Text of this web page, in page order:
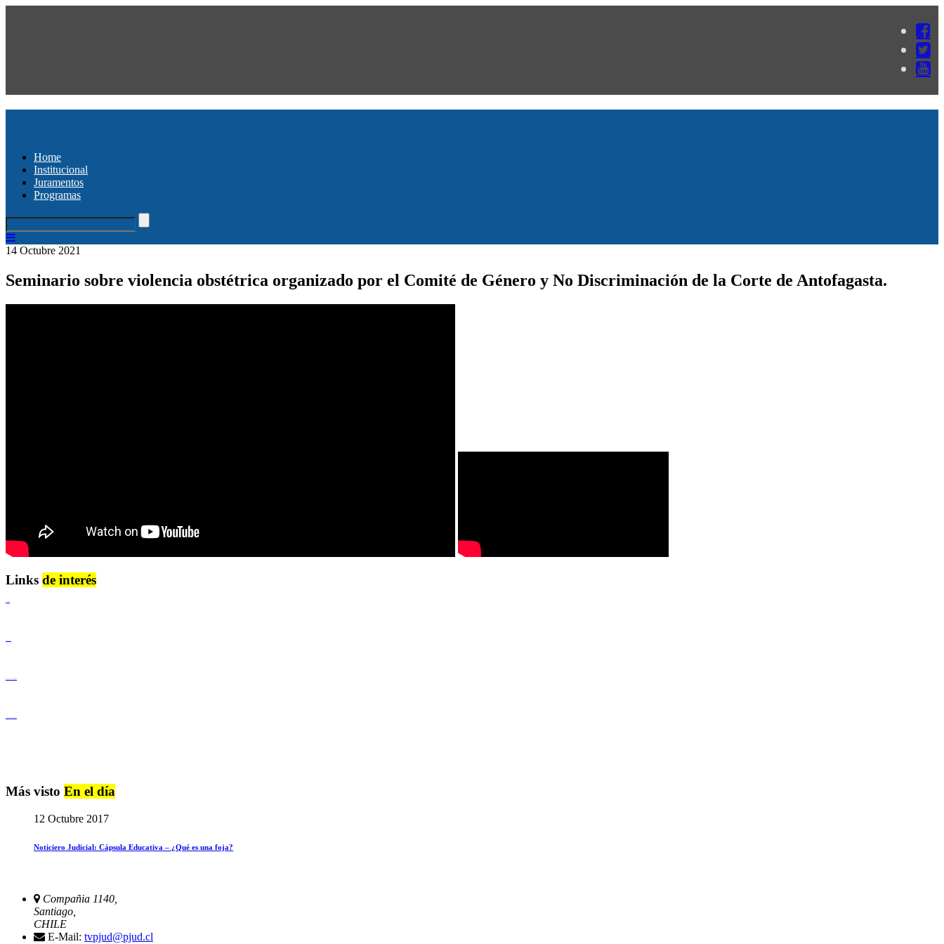
Home
Institucional
Juramentos
Programas
14 Octubre 2021
Seminario sobre violencia obstétrica organizado por el Comité de Género y No Discriminación de la Corte de Antofagasta.
Links de interés
Más visto En el día
12 Octubre 2017
Noticiero Judicial: Cápsula Educativa – ¿Qué es una foja?
Compañia 1140,
Santiago,
CHILE
E-Mail: tvpjud@pjud.cl